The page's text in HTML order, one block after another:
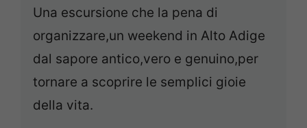
Una escursione che la pena di
organizzare,un weekend in Alto Adige
dal sapore antico,vero e genuino,per
tornare a scoprire le semplici gioie
della vita.